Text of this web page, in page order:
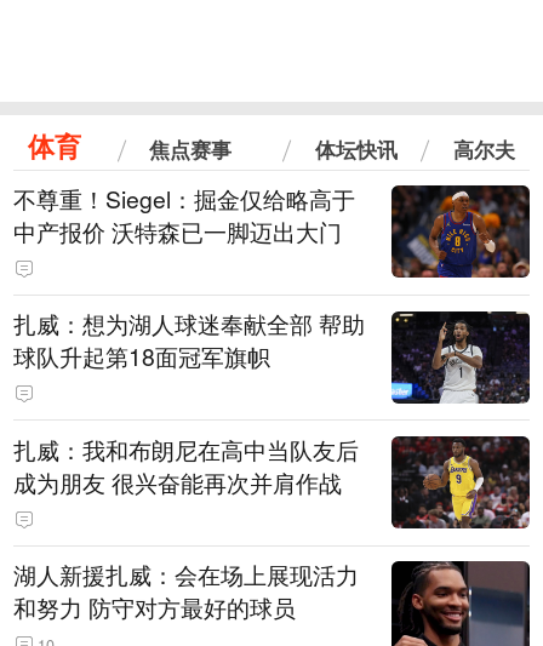
体育 焦点赛事 体坛快讯 高尔夫
不尊重！Siegel：掘金仅给略高于
中产报价 沃特森已一脚迈出大门
扎威：想为湖人球迷奉献全部 帮助
球队升起第18面冠军旗帜
扎威：我和布朗尼在高中当队友后
成为朋友 很兴奋能再次并肩作战
湖人新援扎威：会在场上展现活力
和努力 防守对方最好的球员